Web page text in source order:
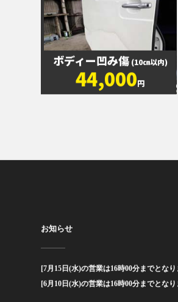
ボディー凹み傷 (10㎝以内)
44,000円
お知らせ
[7月15日(水)の営業は16時00分までとな
[6月10日(水)の営業は16時00分までとな